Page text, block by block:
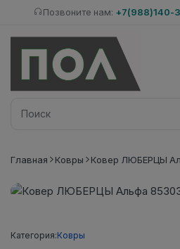
Позвоните нам: +7(988)140-
Главная Ковры Ковер ЛЮБЕРЦЫ
Категория:Ковры